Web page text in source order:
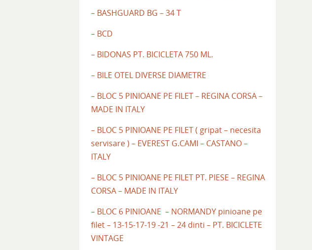
– BASHGUARD BG – 34 T
– BCD
– BIDONAS PT. BICICLETA 750 ML.
– BILE OTEL DIVERSE DIAMETRE
– BLOC 5 PINIOANE PE FILET – REGINA CORSA –
MADE IN ITALY
– BLOC 5 PINIOANE PE FILET ( gripat – necesita
servisare ) – EVEREST G.CAMI – CASTANO –
ITALY
– BLOC 5 PINIOANE PE FILET PT. PIESE – REGINA
CORSA – MADE IN ITALY
– BLOC 6 PINIOANE – NORMANDY pinioane pe
filet – 13-15-17-19 -21 – 24 dinti – PT. BICICLETE
VINTAGE